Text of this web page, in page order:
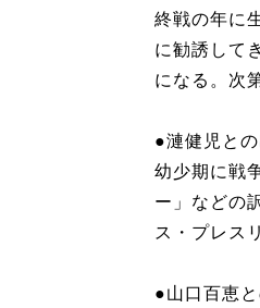
終戦の年に
に勧誘して
になる。次
●漣健児と
幼少期に戦
ー」などの
ス・プレス
●山口百恵